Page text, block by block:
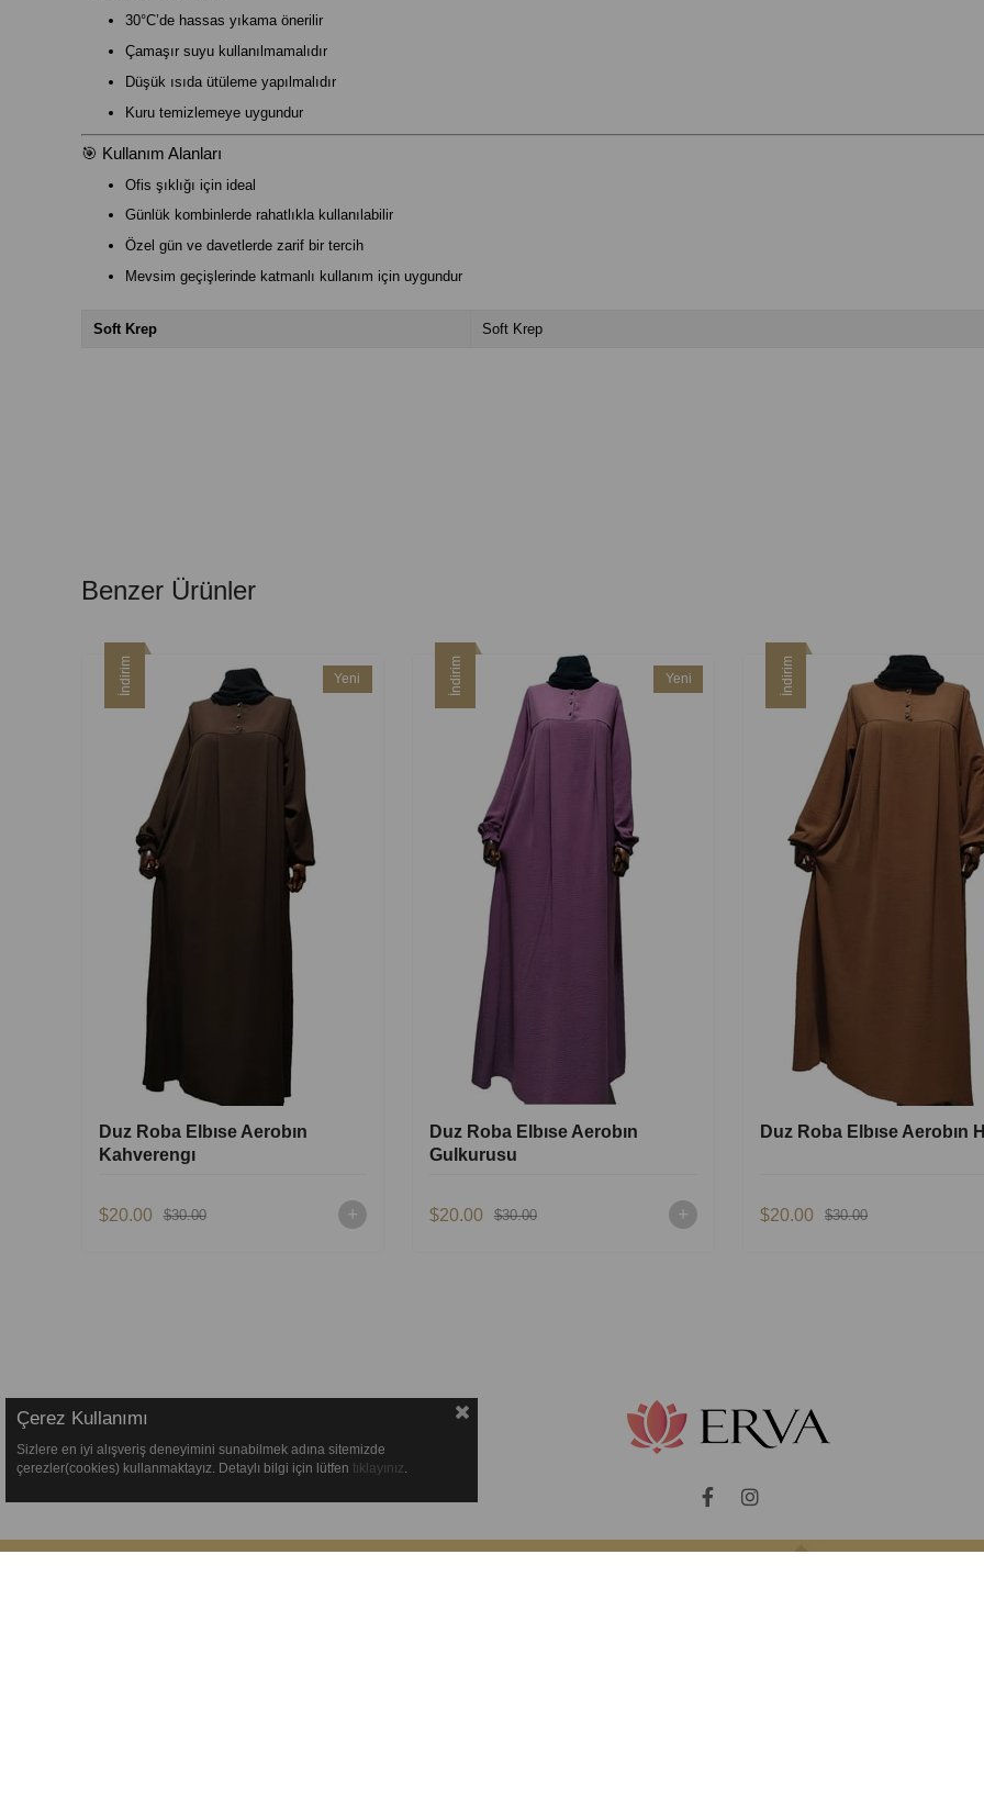
30°C’de hassas yıkama önerilir
Çamaşır suyu kullanılmamalıdır
Düşük ısıda ütüleme yapılmalıdır
Kuru temizlemeye uygundur
🎯 Kullanım Alanları
Ofis şıklığı için ideal
Günlük kombinlerde rahatlıkla kullanılabilir
Özel gün ve davetlerde zarif bir tercih
Mevsim geçişlerinde katmanlı kullanım için uygundur
Soft Krep Soft Krep
Benzer Ürünler
Duz Roba Elbıse Aerobın
Kahverengı
$20.00 $30.00
İndirim
Yeni
Duz Roba Elbıse Aerobın
Gulkurusu
$20.00 $30.00
İndirim
Yeni
Duz Roba Elbıse Aerobın
$20.00 $30.00
İndirim
Çerez Kullanımı
Sizlere en iyi alışveriş deneyimini sunabilmek adına sitemizde
çerezler(cookies) kullanmaktayız. Detaylı bilgi için lütfen tıklayınız.